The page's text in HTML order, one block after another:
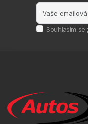
Souhlasím se